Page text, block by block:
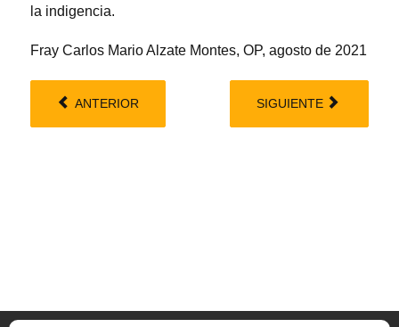
la indigencia.
Fray Carlos Mario Alzate Montes, OP, agosto de 2021
ANTERIOR SIGUIENTE